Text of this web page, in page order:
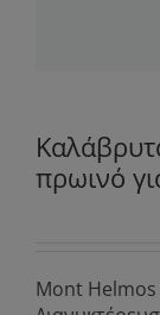
πρωινό
Mont